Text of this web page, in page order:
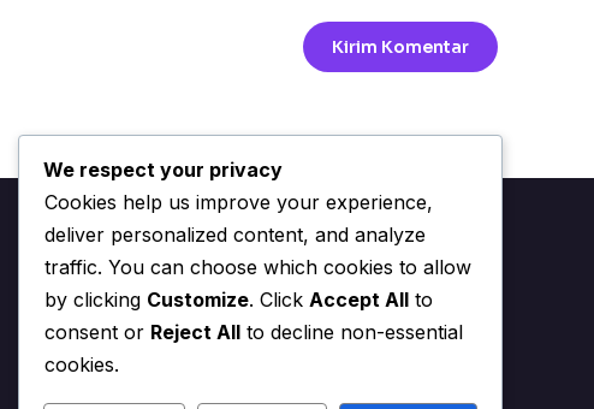
Aplikasi terbaik untuk diunduh di Android dan iOS
We respect your privacy
Cookies help us improve your experience,
deliver personalized content, and analyze
traffic. You can choose which cookies to allow
by clicking Customize. Click Accept All to
consent or Reject All to decline non-essential
cookies.